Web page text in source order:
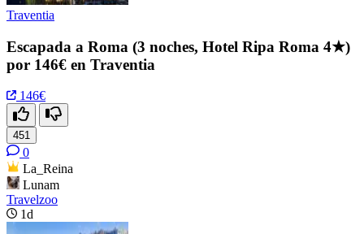
Traventia
Escapada a Roma (3 noches, Hotel Ripa Roma 4★)
por 146€ en Traventia
146€
451
0
La_Reina
Lunam
Travelzoo
1d